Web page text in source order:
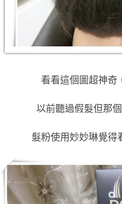
看看這個圖超神奇
以前聽過假髮但那
髮粉使用妙妙琳覺得